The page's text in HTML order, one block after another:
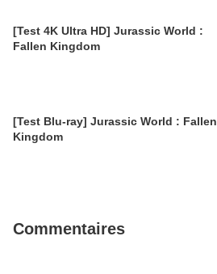
[Test 4K Ultra HD] Jurassic World :
Fallen Kingdom
[Test Blu-ray] Jurassic World : Fallen
Kingdom
Commentaires